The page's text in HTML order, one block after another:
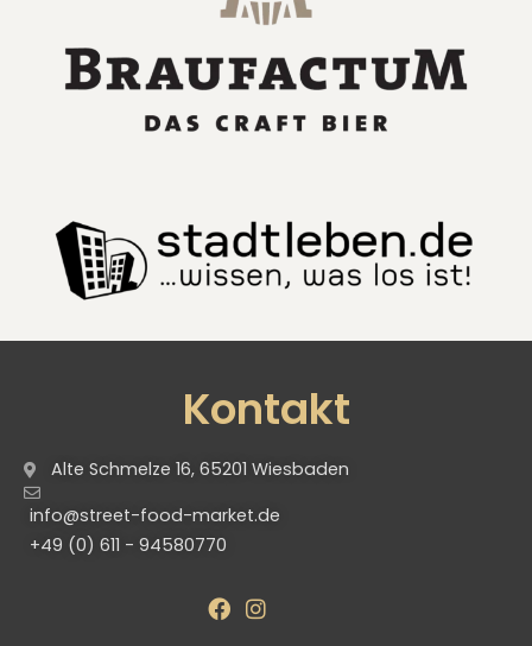
Kontakt
Alte Schmelze 16, 65201 Wiesbaden
info@street-food-market.de
+49 (0) 611 - 94580770